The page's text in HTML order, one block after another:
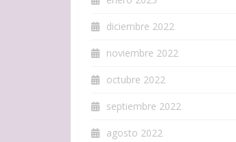
diciembre 2022
noviembre 2022
octubre 2022
septiembre 2022
agosto 2022